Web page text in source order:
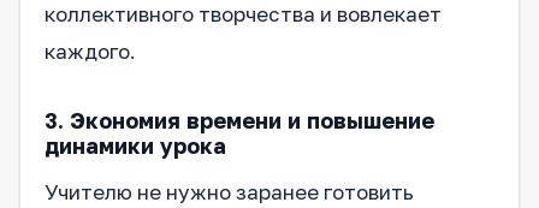
коллективного творчества и вовлекает
каждого.
3. Экономия времени и повышение
динамики урока
Учителю не нужно заранее готовить